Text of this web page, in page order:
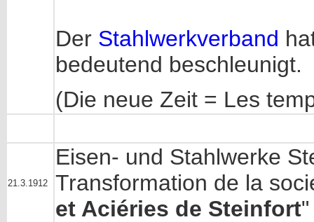
Der Stahlwerkverband
bedeutend beschleunigt.
(Die neue Zeit = Les
21.3.1912
Eisen- und Stahlwerke
Transformation de la
et Aciéries de Steinfort"